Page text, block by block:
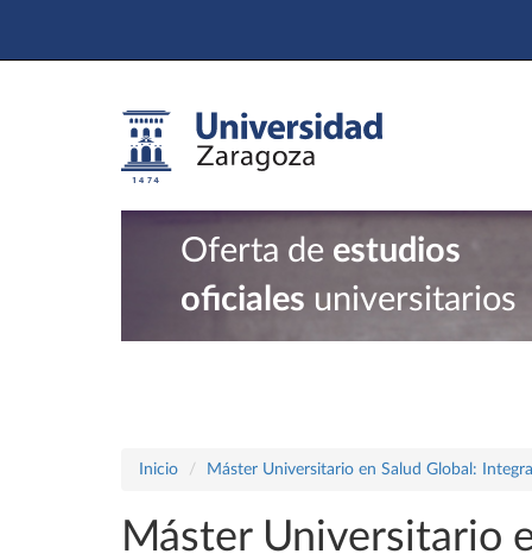
Oferta de estudios
oficiales universitarios
Inicio Máster Universitario en Salud Global:
Máster Universitario